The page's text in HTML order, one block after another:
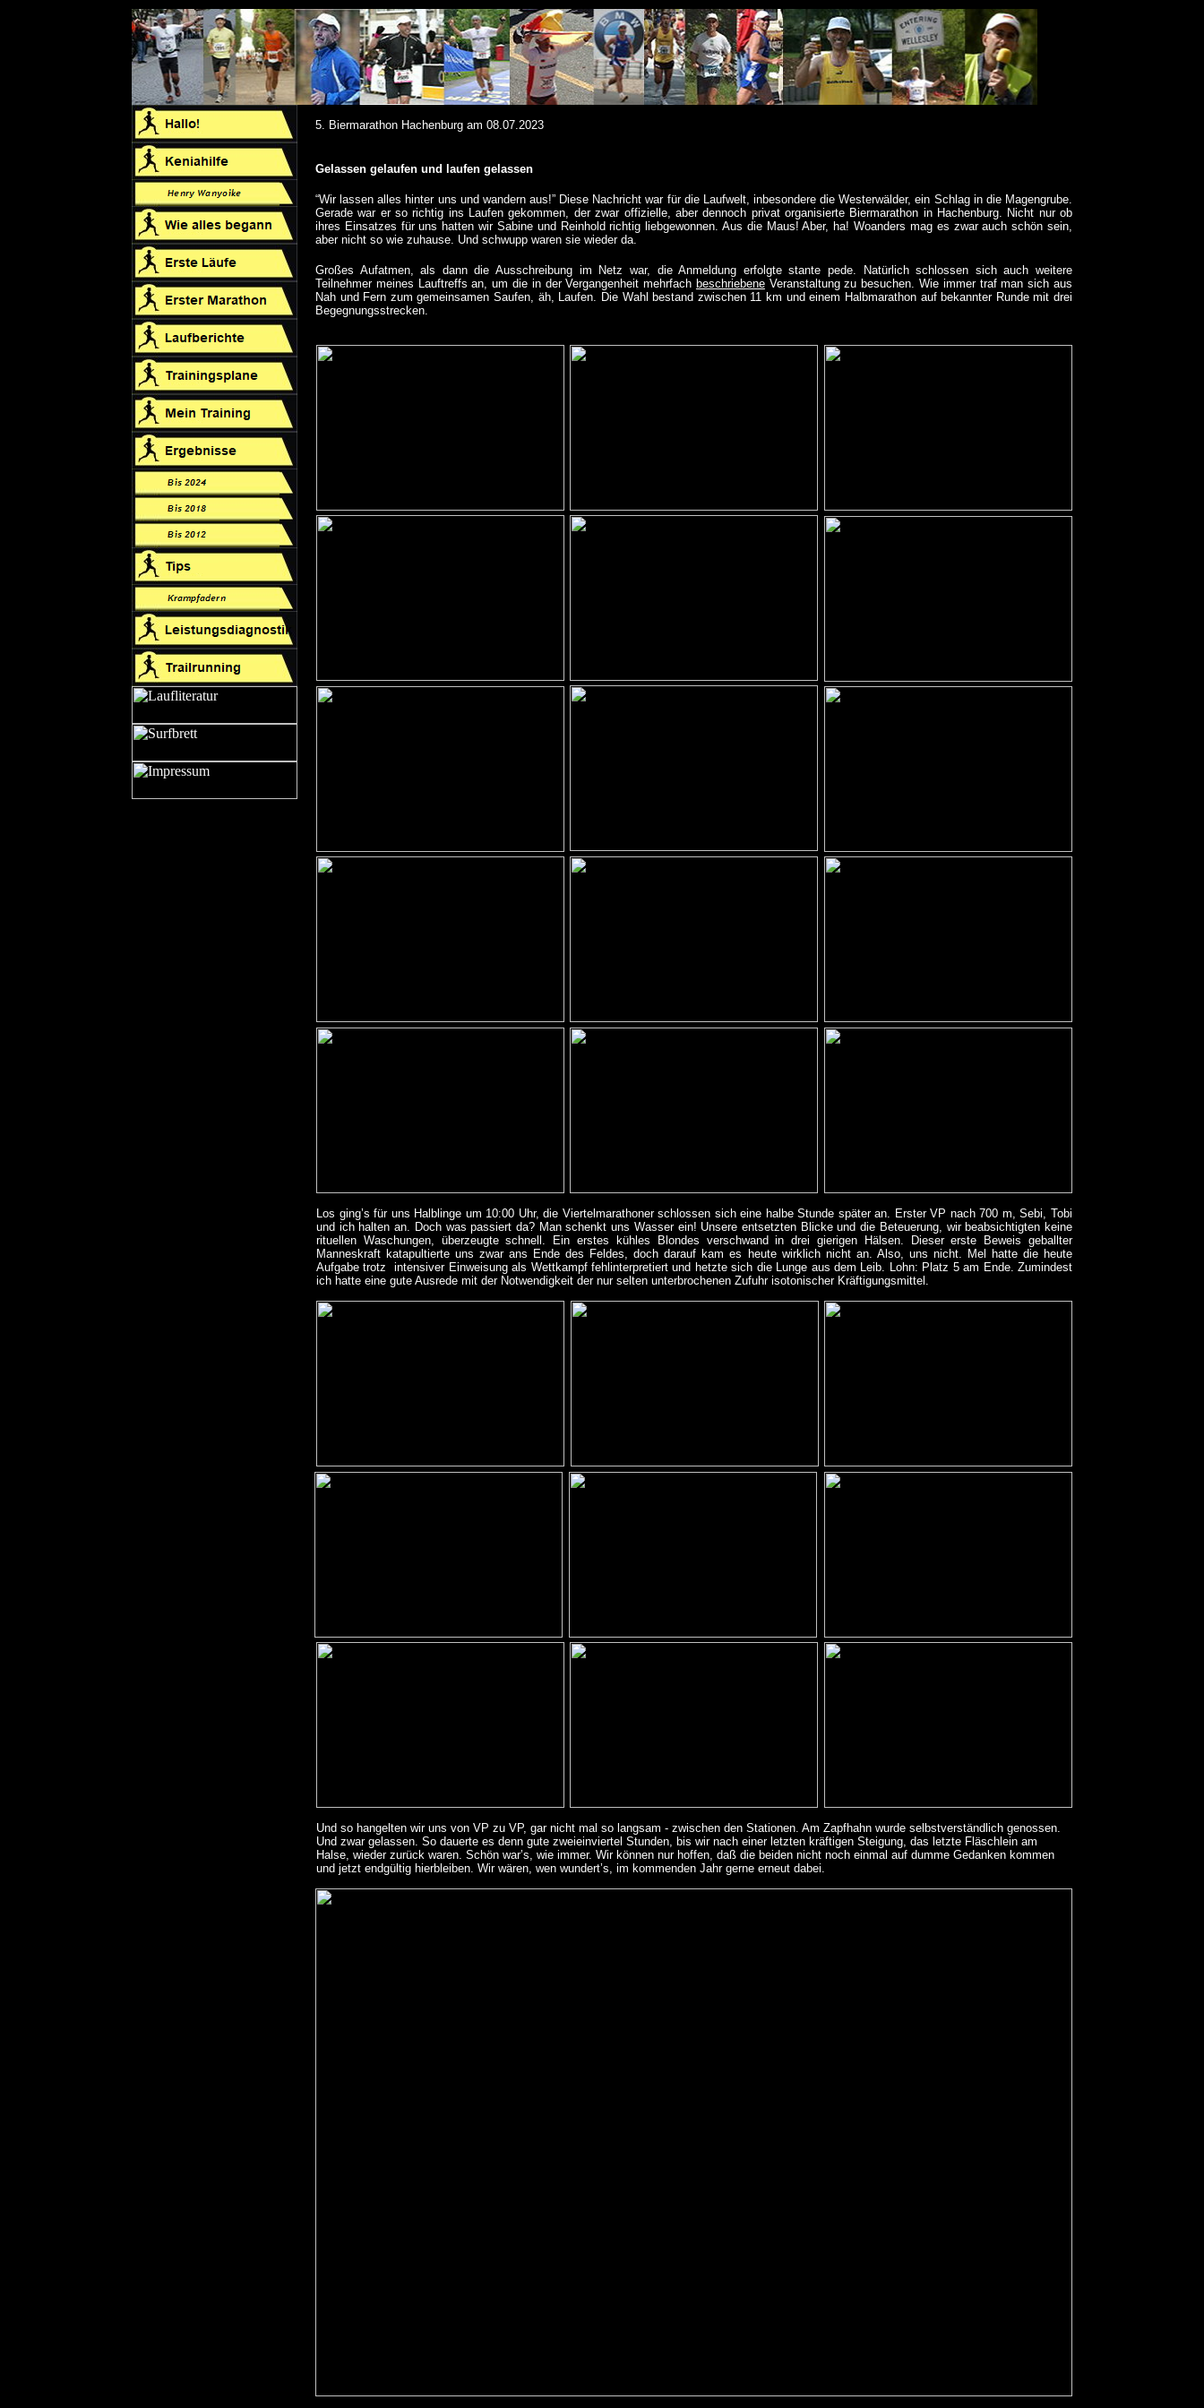
5. Biermarathon Hachenburg am 08.07.2023
Gelassen gelaufen und laufen gelassen
“Wir lassen alles hinter uns und wandern aus!” Diese Nachricht war für die Laufwelt, inbesondere die Westerwälder, ein Schlag in die Magengrube.
Gerade war er so richtig ins Laufen gekommen, der zwar offizielle, aber dennoch privat organisierte Biermarathon in Hachenburg. Nicht nur ob
ihres Einsatzes für uns hatten wir Sabine und Reinhold richtig liebgewonnen. Aus die Maus! Aber, ha! Woanders mag es zwar auch schön sein,
aber nicht so wie zuhause. Und schwupp waren sie wieder da.
Großes Aufatmen, als dann die Ausschreibung im Netz war, die Anmeldung erfolgte stante pede. Natürlich schlossen sich auch weitere
Teilnehmer meines Lauftreffs an, um die in der Vergangenheit mehrfach beschriebeneVeranstaltung zu besuchen. Wie immer traf man sich aus
Nah und Fern zum gemeinsamen Saufen, äh, Laufen. Die Wahl bestand zwischen 11 km und einem Halbmarathon auf bekannter Runde mit drei
Begegnungsstrecken.
Los ging’s für uns Halblinge um 10:00 Uhr, die Viertelmarathoner schlossen sich eine halbe Stunde später an. Erster VP nach 700 m, Sebi, Tobi
und ich halten an. Doch was passiert da? Man schenkt uns Wasser ein! Unsere entsetzten Blicke und die Beteuerung, wir beabsichtigten keine
rituellen Waschungen, überzeugte schnell. Ein erstes kühles Blondes verschwand in drei gierigen Hälsen. Dieser erste Beweis geballter
Manneskraft katapultierte uns zwar ans Ende des Feldes, doch darauf kam es heute wirklich nicht an. Also, uns nicht. Mel hatte die heute
Aufgabe trotz intensiver Einweisung als Wettkampf fehlinterpretiert und hetzte sich die Lunge aus dem Leib. Lohn: Platz 5 am Ende. Zumindest
ich hatte eine gute Ausrede mit der Notwendigkeit der nur selten unterbrochenen Zufuhr isotonischer Kräftigungsmittel.
Und so hangelten wir uns von VP zu VP, gar nicht mal so langsam - zwischen den Stationen. Am Zapfhahn wurde selbstverständlich genossen.
Und zwar gelassen. So dauerte es denn gute zweieinviertel Stunden, bis wir nach einer letzten kräftigen Steigung, das letzte Fläschlein am
Halse, wieder zurück waren. Schön war’s, wie immer. Wir können nur hoffen, daß die beiden nicht noch einmal auf dumme Gedanken kommen
und jetzt endgültig hierbleiben. Wir wären, wen wundert’s, im kommenden Jahr gerne erneut dabei.